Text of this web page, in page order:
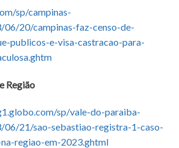
sp/campinas-
20/campinas-faz-censo-de-
publicos-e-visa-castracao-para-
Região
sp/vale-do-paraiba-
21/sao-sebastiao-registra-1-caso-
regiao-em-2023.ghtml